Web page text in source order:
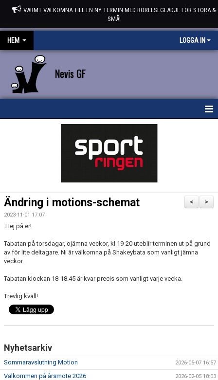
VARMT VÄLKOMNA TILL EN NY TERMIN MED RÖRELSEGLÄDJE FÖR STORA &
SMÅ!
HEM LOGGA IN
Nevis GF
KALENDER
VÅRA GRUPPER/LEDARE
>
<
Ändring i motions-schemat
2023-11-01 17:07
Hej på er!
Tabatan på torsdagar, ojämna veckor, kl 19-20 uteblir terminen ut på grund
av för lite deltagare. Ni är välkomna på Shakeybata som vanligt jämna
veckor.
Tabatan klockan 18-18.45 är kvar precis som vanligt varje vecka.
Trevlig kväll!
Nyhetsarkiv
Sommaravslutning Motion 2026-05-07 16:57
Välkommen på årsmöte 2026 2026-02-05 18:03